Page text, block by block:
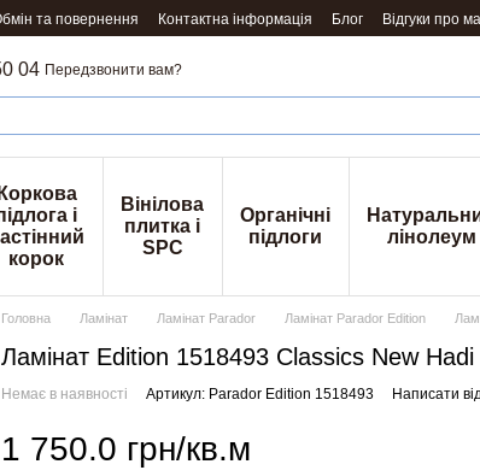
та повернення Контактна інформація Блог Відгуки про
04 Передзвонити вам?
Коркова
і
корок
Вінілова
плитка і
SPC
Органічні
підлоги
лінолеум
Головна Ламінат Ламінат Parador Ламінат Parador Edition
Ламінат Edition 1518493 Classics New
Немає в наявності Артикул: Parador Edition 1518493 Написати
1 750.0 грн/кв.м